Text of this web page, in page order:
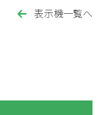
表示機一覧へ